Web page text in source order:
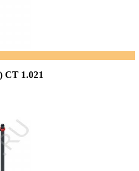
СТ 1.021